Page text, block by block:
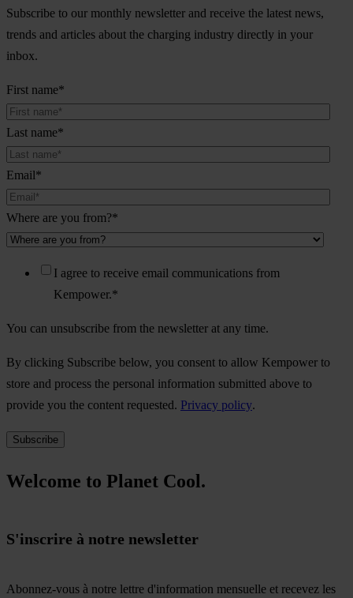
Subscribe to our monthly newsletter and receive the latest news,
trends and articles about the charging industry directly in your
inbox.
First name*
Last name*
Email*
Where are you from?*
I agree to receive email communications from
Kempower.*
You can unsubscribe from the newsletter at any time.
By clicking Subscribe below, you consent to allow Kempower to
store and process the personal information submitted above to
provide you the content requested. Privacy policy.
Welcome to Planet Cool.
S'inscrire à notre newsletter
Abonnez-vous à notre lettre d'information mensuelle et recevez les